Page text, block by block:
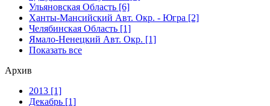
Ульяновская Область [6]
Ханты-Мансийский Авт. Окр. - Югра [2]
Челябинская Область [1]
Ямало-Ненецкий Авт. Окр. [1]
Показать все
Архив
2013 [1]
Декабрь [1]